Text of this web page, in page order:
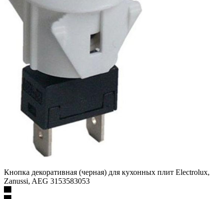
Кнопка декоративная (черная) для кухонных плит Electrolux,
Zanussi, AEG 3153583053